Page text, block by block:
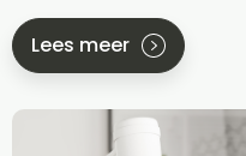
Lees meer